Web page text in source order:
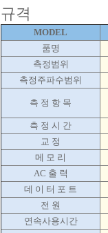
규격
MODEL
품명
측정범위
측정주파수범위
측 정 항 목
측 정 시 간
교 정
메 모 리
AC 출 력
데 이 터 포 트
전 원
연속사용시간